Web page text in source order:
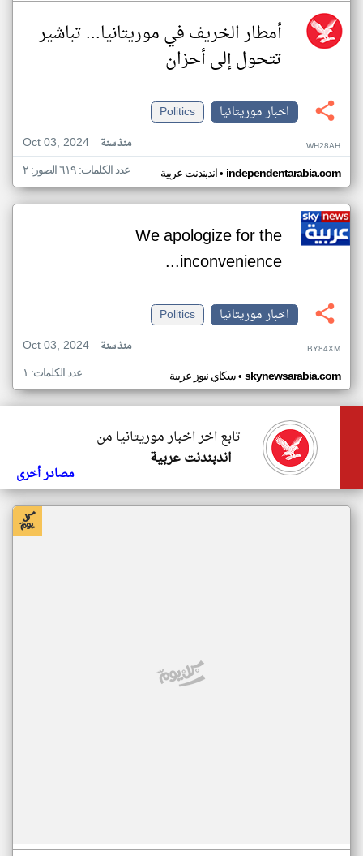
أمطار الخريف في موريتانيا... تباشير
تتحول إلى أحزان
اخبار موريتانيا
Politics
Oct 03, 2024
منذ سنة WH28AH
اندبندنت عربية• independentarabia.com عدد الكلمات: ٦١٩ الصور: ٢
We apologize for the
inconvenience...
اخبار موريتانيا
Politics
Oct 03, 2024
منذ سنة BY84XM
سكاي نيوز عربية• skynewsarabia.com عدد الكلمات: ١
تابع اخر اخبار موريتانيا من
اندبندنت عربية
مصادر أخرى